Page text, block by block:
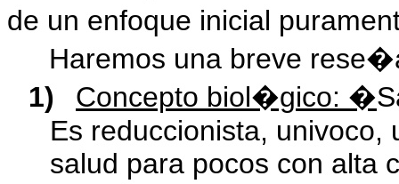
de un enfoque inicial
Haremos una breve
1)
Concepto biol�gico: �
Es reduccionista, univoco,
salud para pocos con alta